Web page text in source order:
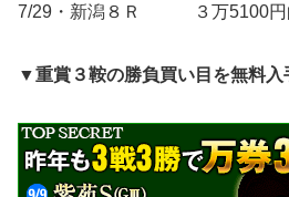
7/29・新潟８Ｒ ３万5100円
▼重賞３鞍の勝負買い目を無料